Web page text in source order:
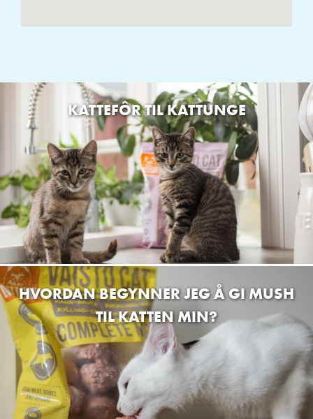
KATTEFÔR TIL KATTUNGE
HVORDAN BEGYNNER JEG Å GI MUSH
TIL KATTEN MIN?